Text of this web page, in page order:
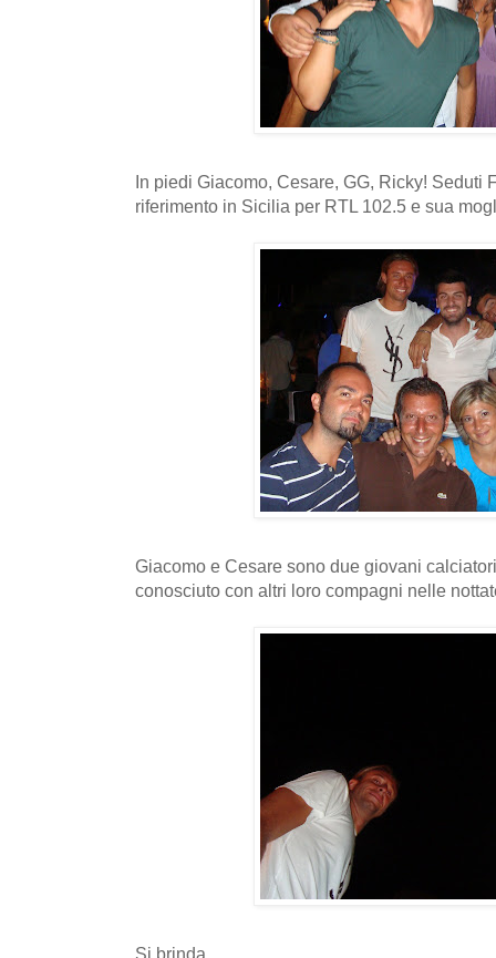
In piedi Giacomo, Cesare, GG, Ricky! Seduti
riferimento in Sicilia per RTL 102.5 e sua
Giacomo e Cesare sono due giovani
conosciuto con altri loro compagni nelle
Si brinda...